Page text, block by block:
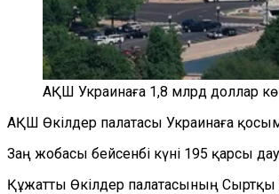
АҚШ Украинаға 1,8 млрд доллар
АҚШ Өкілдер палатасы Украинаға
Заң жобасы бейсенбі күні 195 қарсы
Құжатты Өкілдер палатасының Сыртқы